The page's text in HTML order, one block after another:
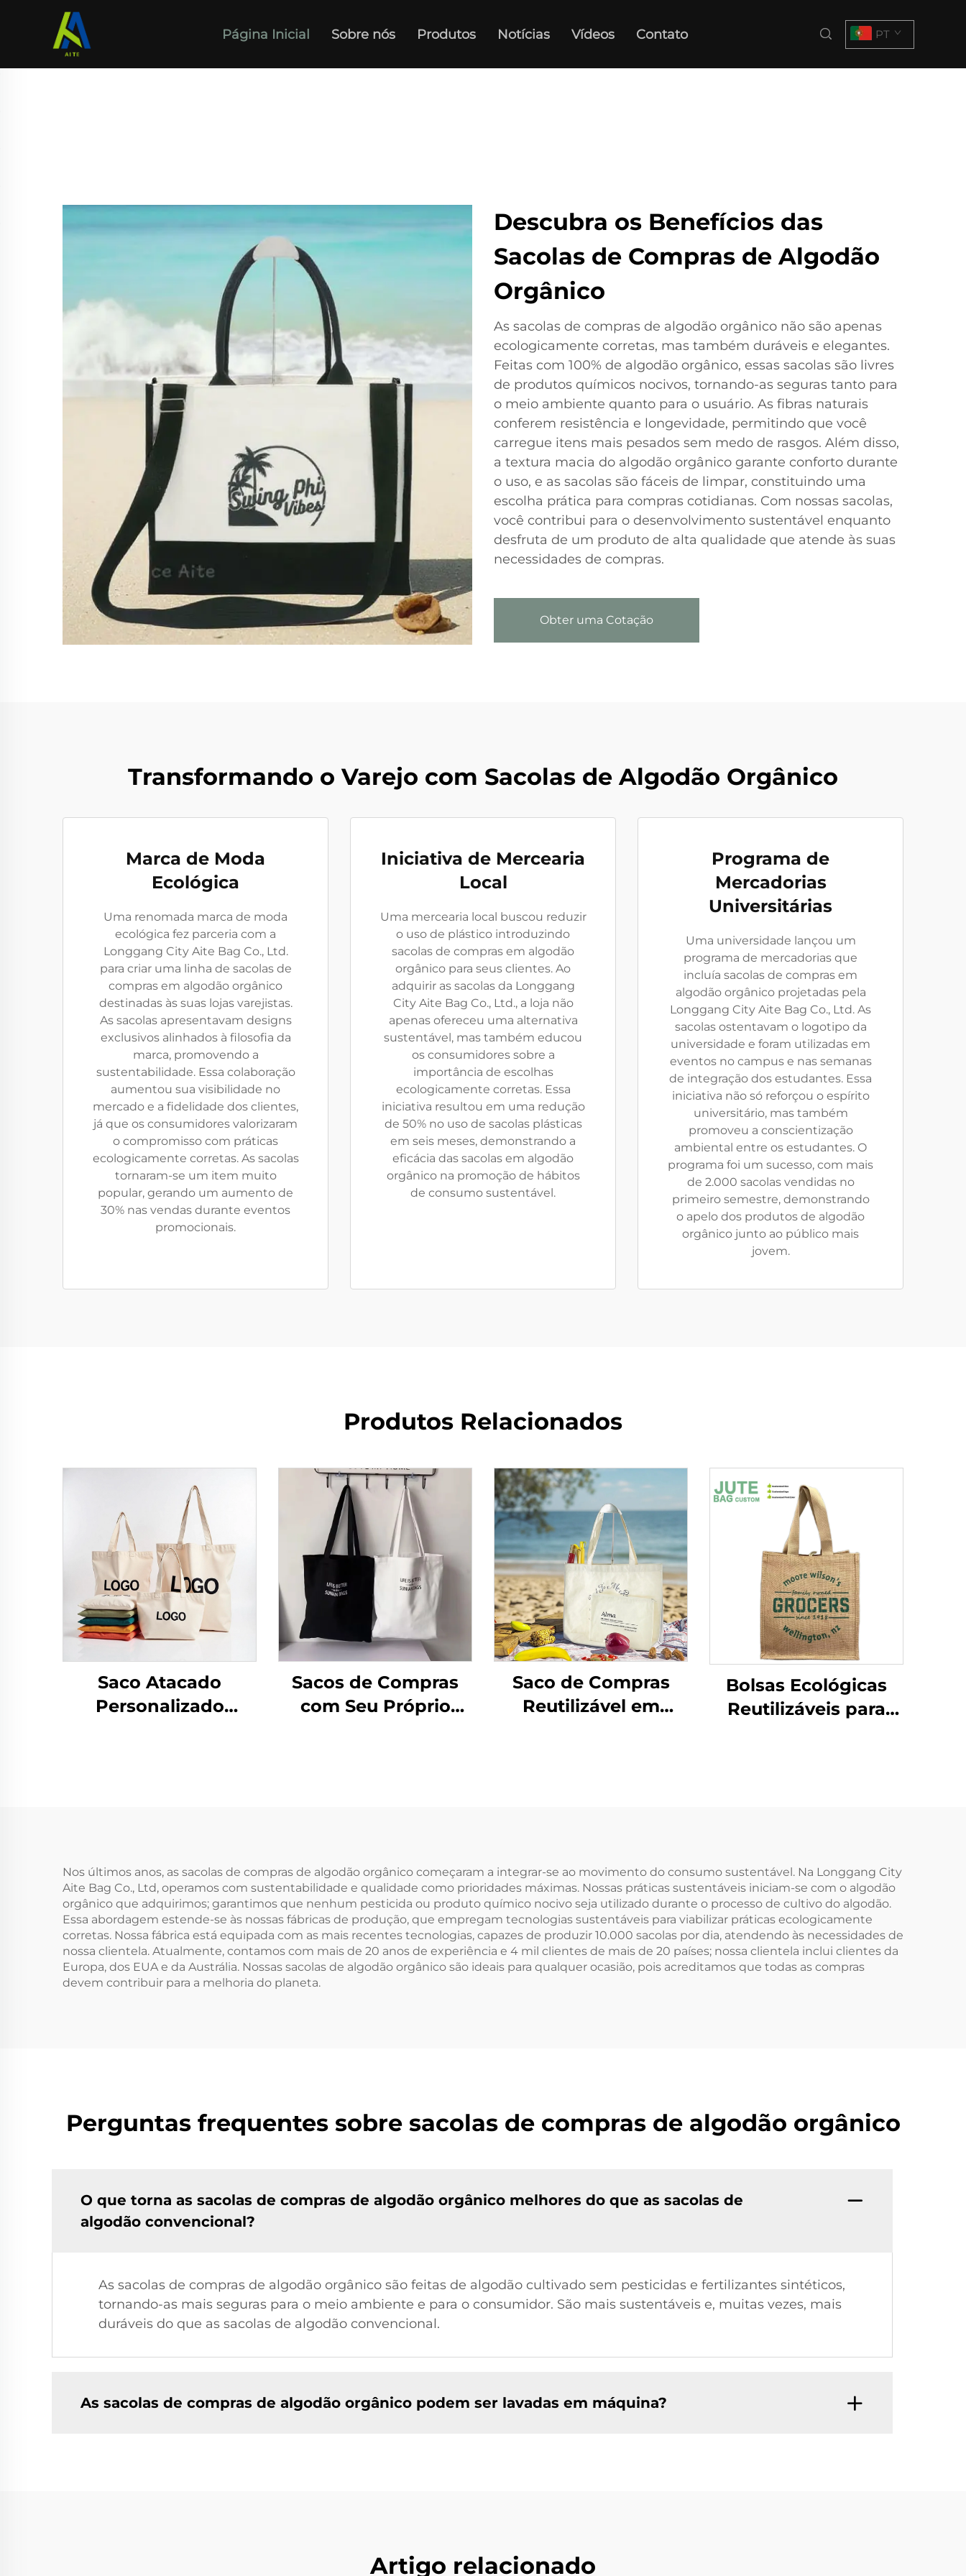
Página Inicial Sobre nós Produtos Notícias Vídeos Contato PT
Descubra os Benefícios das
Sacolas de Compras de Algodão
Orgânico
As sacolas de compras de algodão orgânico não são apenas
ecologicamente corretas, mas também duráveis e elegantes.
Feitas com 100% de algodão orgânico, essas sacolas são livres
de produtos químicos nocivos, tornando-as seguras tanto para
o meio ambiente quanto para o usuário. As fibras naturais
conferem resistência e longevidade, permitindo que você
carregue itens mais pesados sem medo de rasgos. Além disso,
a textura macia do algodão orgânico garante conforto durante
o uso, e as sacolas são fáceis de limpar, constituindo uma
escolha prática para compras cotidianas. Com nossas sacolas,
você contribui para o desenvolvimento sustentável enquanto
desfruta de um produto de alta qualidade que atende às suas
necessidades de compras.
Obter uma Cotação
Transformando o Varejo com Sacolas de Algodão Orgânico
Marca de Moda
Ecológica
Uma renomada marca de moda
ecológica fez parceria com a
Longgang City Aite Bag Co., Ltd.
para criar uma linha de sacolas de
compras em algodão orgânico
destinadas às suas lojas varejistas.
As sacolas apresentavam designs
exclusivos alinhados à filosofia da
marca, promovendo a
sustentabilidade. Essa colaboração
aumentou sua visibilidade no
mercado e a fidelidade dos clientes,
já que os consumidores valorizaram
o compromisso com práticas
ecologicamente corretas. As sacolas
tornaram-se um item muito
popular, gerando um aumento de
30% nas vendas durante eventos
promocionais.
Iniciativa de Mercearia
Local
Uma mercearia local buscou reduzir
o uso de plástico introduzindo
sacolas de compras em algodão
orgânico para seus clientes. Ao
adquirir as sacolas da Longgang
City Aite Bag Co., Ltd., a loja não
apenas ofereceu uma alternativa
sustentável, mas também educou
os consumidores sobre a
importância de escolhas
ecologicamente corretas. Essa
iniciativa resultou em uma redução
de 50% no uso de sacolas plásticas
em seis meses, demonstrando a
eficácia das sacolas em algodão
orgânico na promoção de hábitos
de consumo sustentável.
Programa de
Mercadorias
Universitárias
Uma universidade lançou um
programa de mercadorias que
incluía sacolas de compras em
algodão orgânico projetadas pela
Longgang City Aite Bag Co., Ltd. As
sacolas ostentavam o logotipo da
universidade e foram utilizadas em
eventos no campus e nas semanas
de integração dos estudantes. Essa
iniciativa não só reforçou o espírito
universitário, mas também
promoveu a conscientização
ambiental entre os estudantes. O
programa foi um sucesso, com mais
de 2.000 sacolas vendidas no
primeiro semestre, demonstrando
o apelo dos produtos de algodão
orgânico junto ao público mais
jovem.
Produtos Relacionados
Saco Atacado
Personalizado
de Letras, Ideal como
Presente
Sacos de Compras
com Seu Próprio
Saco de Compras
Reutilizável em
Mercado
Bolsas Ecológicas
Reutilizáveis para
Embalagem e Uso ao
Ar Livre
Nos últimos anos, as sacolas de compras de algodão orgânico começaram a integrar-se ao movimento do consumo sustentável. Na Longgang City
Aite Bag Co., Ltd, operamos com sustentabilidade e qualidade como prioridades máximas. Nossas práticas sustentáveis iniciam-se com o algodão
orgânico que adquirimos; garantimos que nenhum pesticida ou produto químico nocivo seja utilizado durante o processo de cultivo do algodão.
Essa abordagem estende-se às nossas fábricas de produção, que empregam tecnologias sustentáveis para viabilizar práticas ecologicamente
corretas. Nossa fábrica está equipada com as mais recentes tecnologias, capazes de produzir 10.000 sacolas por dia, atendendo às necessidades de
nossa clientela. Atualmente, contamos com mais de 20 anos de experiência e 4 mil clientes de mais de 20 países; nossa clientela inclui clientes da
Europa, dos EUA e da Austrália. Nossas sacolas de algodão orgânico são ideais para qualquer ocasião, pois acreditamos que todas as compras
devem contribuir para a melhoria do planeta.
Perguntas frequentes sobre sacolas de compras de algodão orgânico
O que torna as sacolas de compras de algodão orgânico melhores do que as sacolas de
algodão convencional?
As sacolas de compras de algodão orgânico são feitas de algodão cultivado sem pesticidas e fertilizantes sintéticos,
tornando-as mais seguras para o meio ambiente e para o consumidor. São mais sustentáveis e, muitas vezes, mais
duráveis do que as sacolas de algodão convencional.
As sacolas de compras de algodão orgânico podem ser lavadas em máquina?
Artigo relacionado